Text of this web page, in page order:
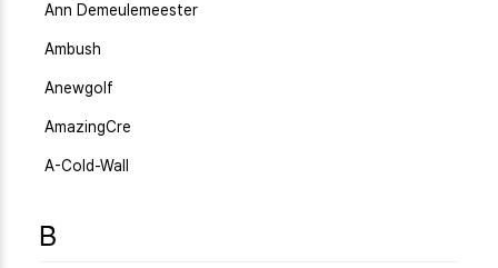
Ann Demeulemeester
Ambush
Anewgolf
AmazingCre
A-Cold-Wall
B